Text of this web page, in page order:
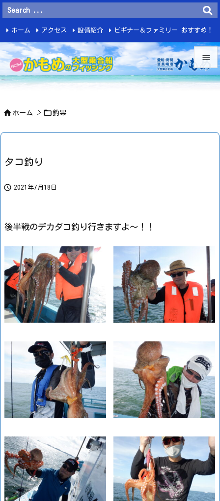


ホーム アクセス 設備紹介 ビギナー＆ファミリー おすすめ！
釣 果
 ホーム > 釣果
タコ釣り
 2021年7月18日
後半戦のデカダコ釣り行きますよ～！！